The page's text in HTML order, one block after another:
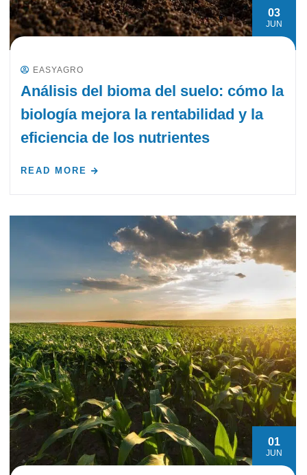
03
JUN
EASYAGRO
Análisis del bioma del suelo: cómo la
biología mejora la rentabilidad y la
eficiencia de los nutrientes
READ MORE
01
JUN